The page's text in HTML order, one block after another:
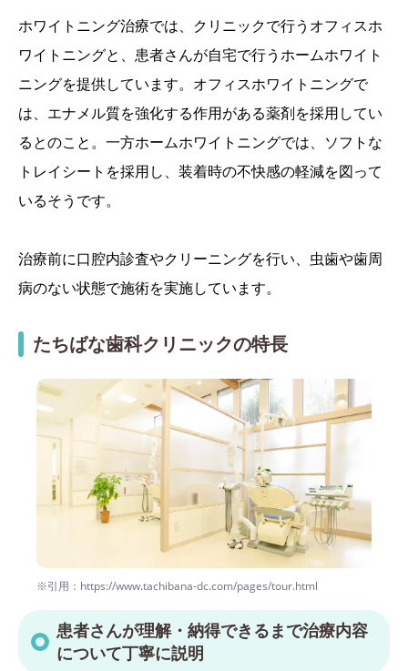
ホワイトニング治療では、クリニックで行うオフィスホ
ワイトニングと、患者さんが自宅で行うホームホワイト
ニングを提供しています。オフィスホワイトニングで
は、エナメル質を強化する作用がある薬剤を採用してい
るとのこと。一方ホームホワイトニングでは、ソフトな
トレイシートを採用し、装着時の不快感の軽減を図って
いるそうです。
治療前に口腔内診査やクリーニングを行い、虫歯や歯周
病のない状態で施術を実施しています。
たちばな歯科クリニックの特長
※引用：https://www.tachibana-dc.com/pages/tour.html
患者さんが理解・納得できるまで治療内容
について丁寧に説明